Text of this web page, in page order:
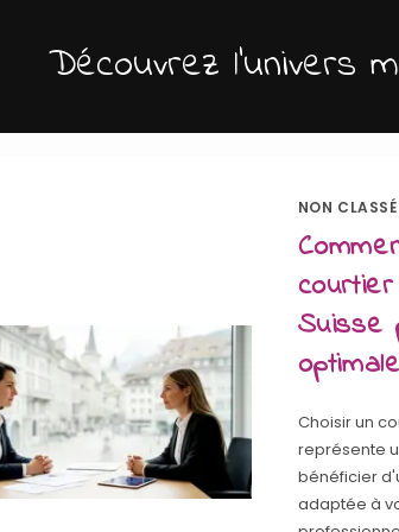
Découvrez l'univers
NON CLASSÉ
Suisse
Choisir un
représente
bénéficier
adaptée à